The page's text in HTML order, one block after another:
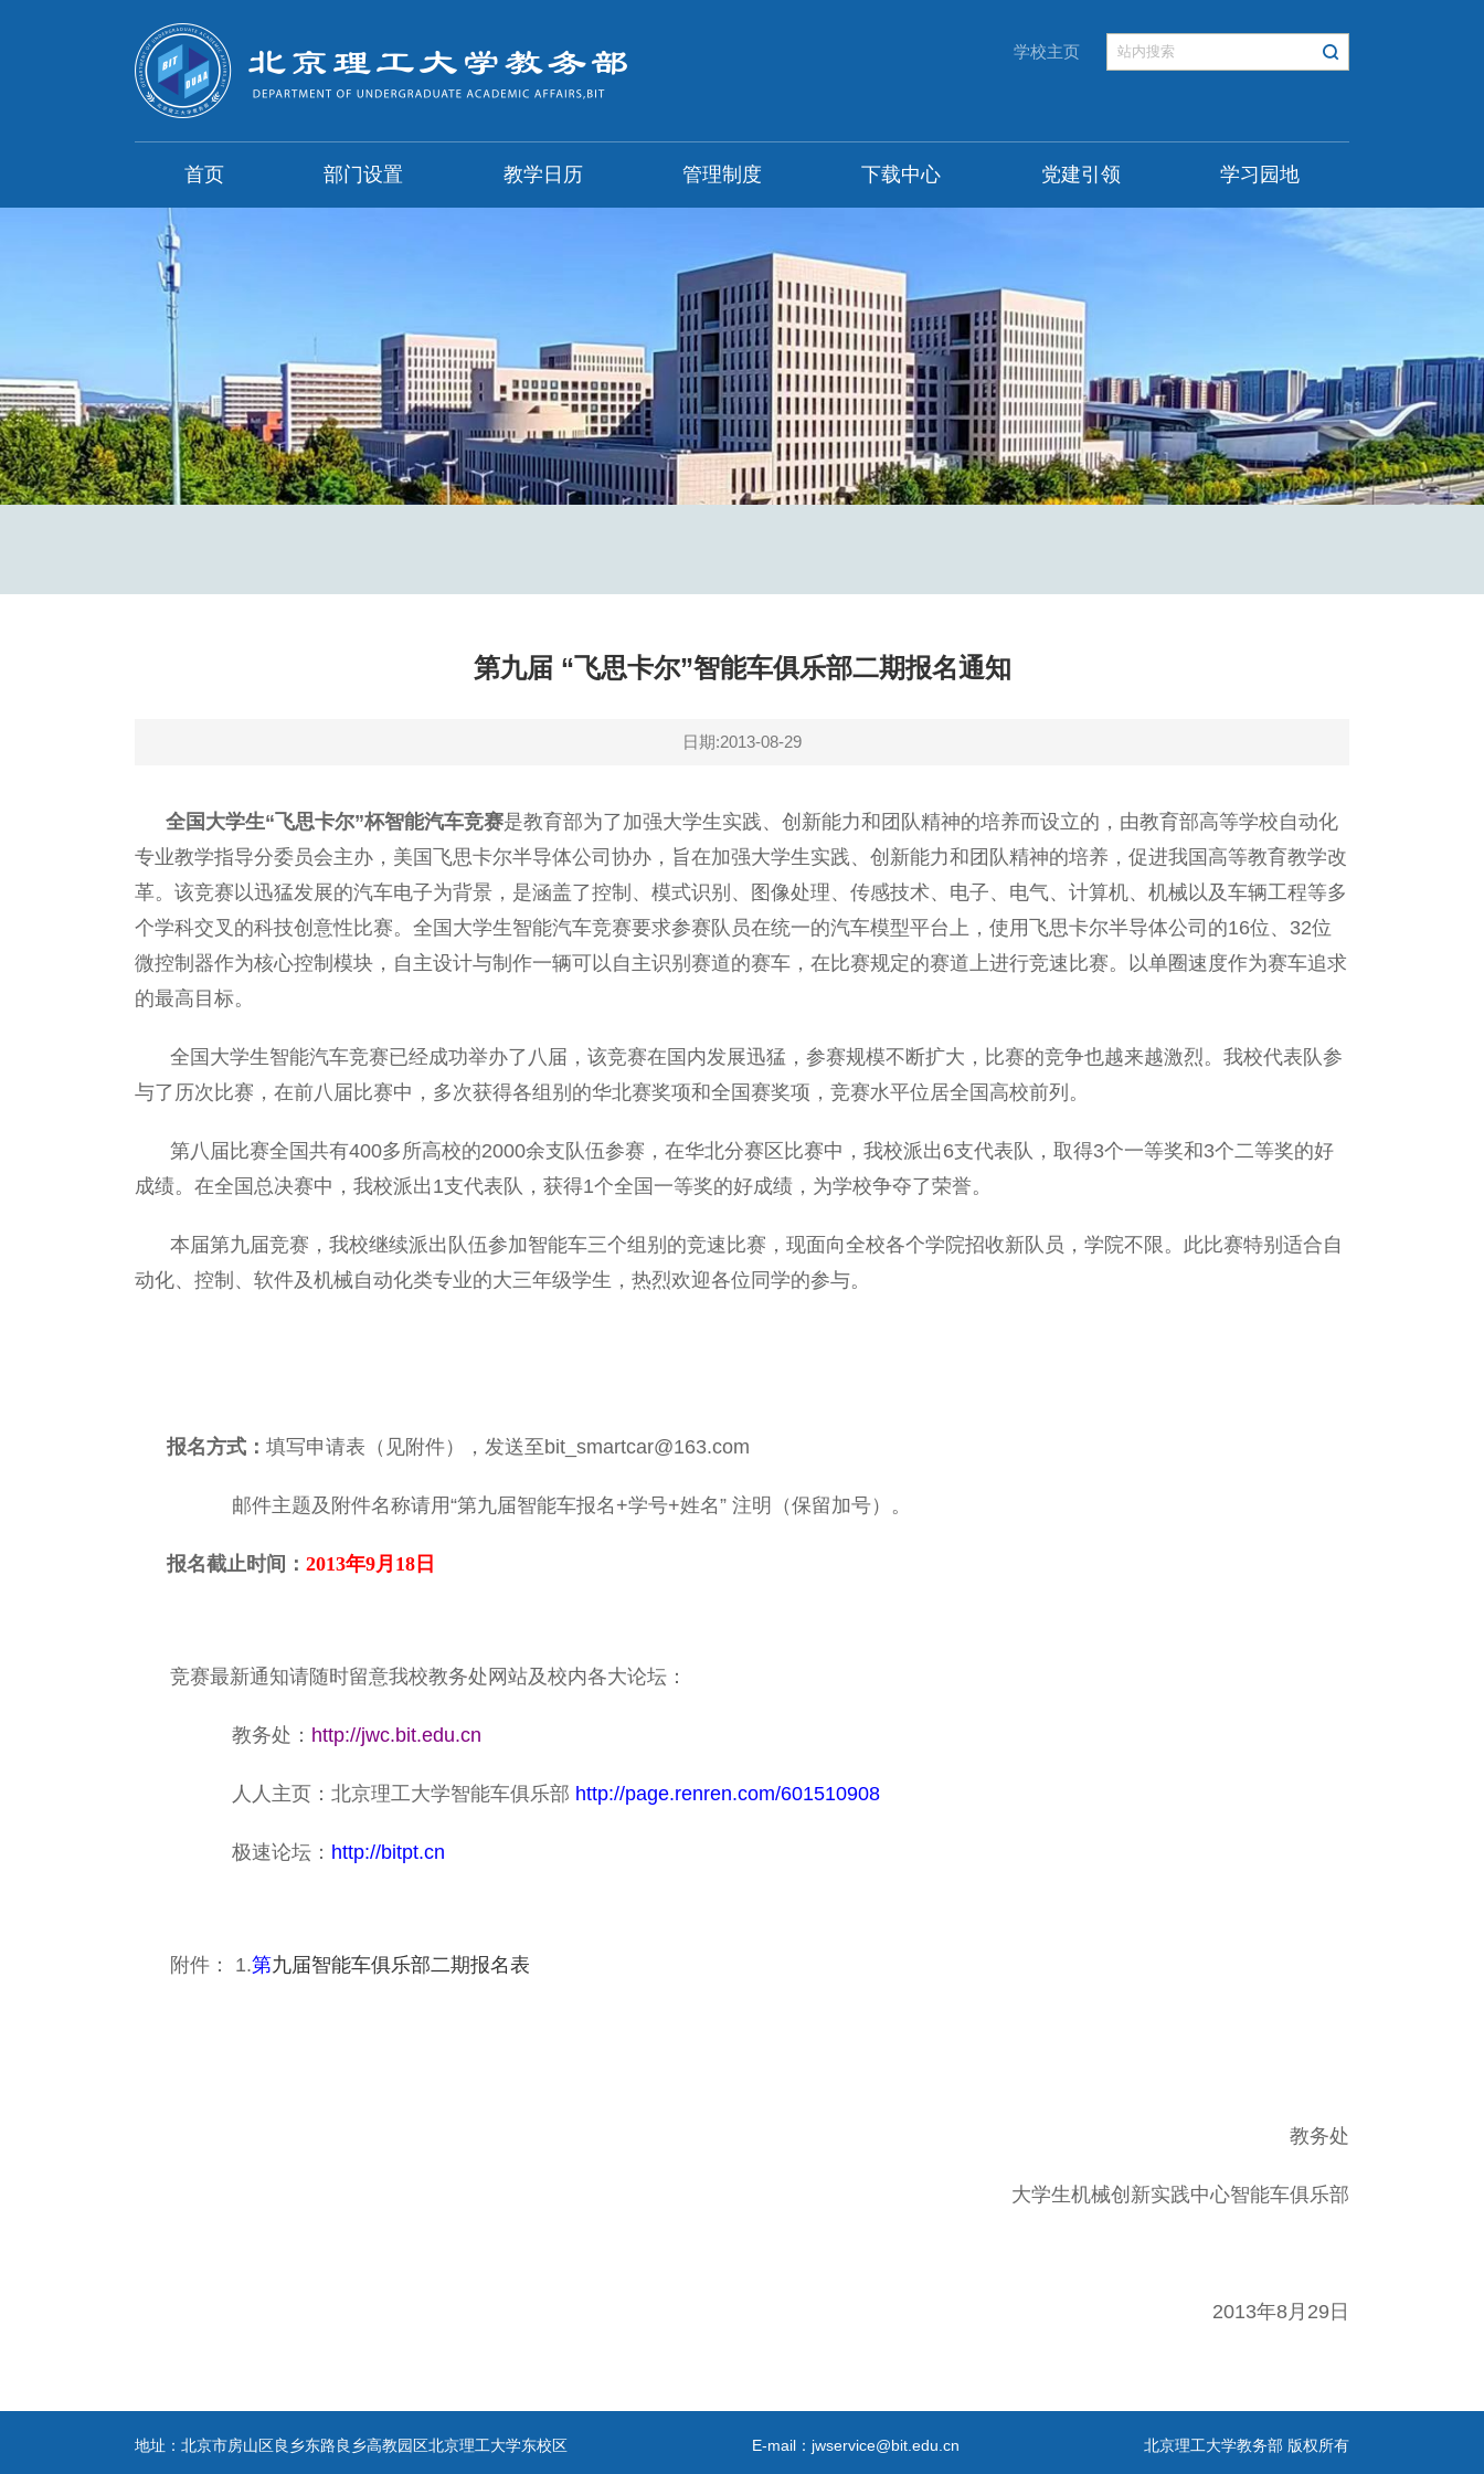
学校主页
首页 部门设置 教学日历 管理制度 下载中心 党建引领 学习园地
第九届 “飞思卡尔”智能车俱乐部二期报名通知
日期:2013-08-29
全国大学生“飞思卡尔”杯智能汽车竞赛是教育部为了加强大学生实践、创新能力和团队精神的培养而设立的，由教育部高等学校自动化
专业教学指导分委员会主办，美国飞思卡尔半导体公司协办，旨在加强大学生实践、创新能力和团队精神的培养，促进我国高等教育教学改
革。该竞赛以迅猛发展的汽车电子为背景，是涵盖了控制、模式识别、图像处理、传感技术、电子、电气、计算机、机械以及车辆工程等多
个学科交叉的科技创意性比赛。全国大学生智能汽车竞赛要求参赛队员在统一的汽车模型平台上，使用飞思卡尔半导体公司的16位、32位
微控制器作为核心控制模块，自主设计与制作一辆可以自主识别赛道的赛车，在比赛规定的赛道上进行竞速比赛。以单圈速度作为赛车追求
的最高目标。
全国大学生智能汽车竞赛已经成功举办了八届，该竞赛在国内发展迅猛，参赛规模不断扩大，比赛的竞争也越来越激烈。我校代表队参
与了历次比赛，在前八届比赛中，多次获得各组别的华北赛奖项和全国赛奖项，竞赛水平位居全国高校前列。
第八届比赛全国共有400多所高校的2000余支队伍参赛，在华北分赛区比赛中，我校派出6支代表队，取得3个一等奖和3个二等奖的好
成绩。在全国总决赛中，我校派出1支代表队，获得1个全国一等奖的好成绩，为学校争夺了荣誉。
本届第九届竞赛，我校继续派出队伍参加智能车三个组别的竞速比赛，现面向全校各个学院招收新队员，学院不限。此比赛特别适合自
动化、控制、软件及机械自动化类专业的大三年级学生，热烈欢迎各位同学的参与。
报名方式：填写申请表（见附件），发送至bit_smartcar@163.com
邮件主题及附件名称请用“第九届智能车报名+学号+姓名” 注明（保留加号）。
报名截止时间：2013年9月18日
竞赛最新通知请随时留意我校教务处网站及校内各大论坛：
教务处： http://jwc.bit.edu.cn
人人主页：北京理工大学智能车俱乐部 http://page.renren.com/601510908
极速论坛： http://bitpt.cn
附件： 1.第九届智能车俱乐部二期报名表
教务处
大学生机械创新实践中心智能车俱乐部
2013年8月29日
地址：北京市房山区良乡东路良乡高教园区北京理工大学东校区 E-mail：jwservice@bit.edu.cn 北京理工大学教务部 版权所有